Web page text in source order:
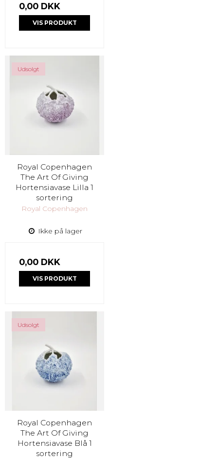
0,00 DKK
VIS PRODUKT
Udsolgt
Royal Copenhagen
The Art Of Giving
Hortensiavase Lilla 1
sortering
Royal Copenhagen
Ikke på lager
0,00 DKK
VIS PRODUKT
Udsolgt
Royal Copenhagen
The Art Of Giving
Hortensiavase Blå 1
sortering